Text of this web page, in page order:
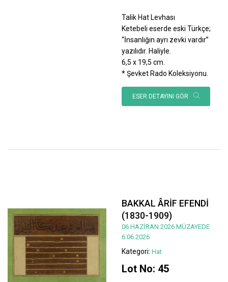
Talik Hat Levhası
Ketebeli eserde eski Türkçe;
“İnsanlığın ayrı zevki vardır”
yazılıdır. Haliyle.
6,5 x 19,5 cm.
* Şevket Rado Koleksiyonu.
ESER DETAYINI GÖR
BAKKAL ÂRİF EFENDİ
(1830-1909)
06 HAZİRAN 2026 MÜZAYEDE
6.06.2026
Kategori: Hat
Lot No: 45